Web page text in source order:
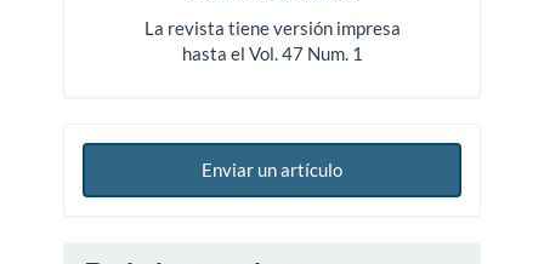
La revista tiene versión impresa
hasta el Vol. 47 Num. 1
Enviar un artículo